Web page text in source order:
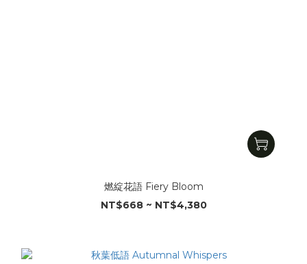
燃綻花語 Fiery Bloom
NT$668 ~ NT$4,380